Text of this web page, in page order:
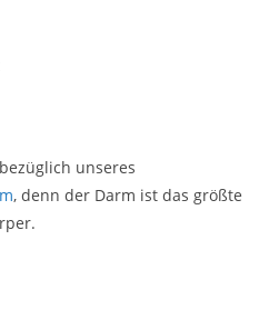
unseres
, denn der Darm ist das größte